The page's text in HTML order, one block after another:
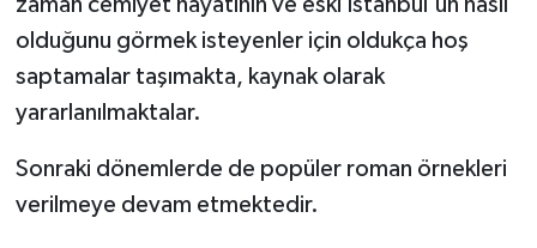
zaman cemiyet hayatının ve eski İstanbul'un nasıl
olduğunu görmek isteyenler için oldukça hoş
saptamalar taşımakta, kaynak olarak
yararlanılmaktalar.
Sonraki dönemlerde de popüler roman örnekleri
verilmeye devam etmektedir.